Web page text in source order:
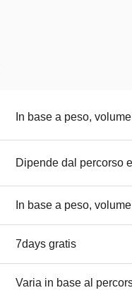
In base a peso,
Dipende dal percorso
In base a peso,
7days gratis
Varia in base al